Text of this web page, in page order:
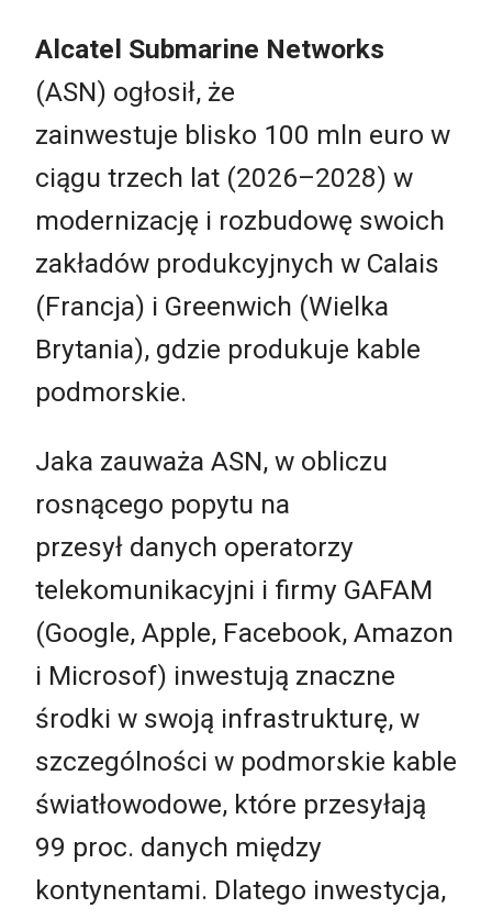
Alcatel Submarine Networks
(ASN) ogłosił, że
zainwestuje blisko 100 mln euro w
ciągu trzech lat (2026–2028) w
modernizację i rozbudowę swoich
zakładów produkcyjnych w Calais
(Francja) i Greenwich (Wielka
Brytania), gdzie produkuje kable
podmorskie.
Jaka zauważa ASN, w obliczu
rosnącego popytu na
przesył danych operatorzy
telekomunikacyjni i firmy GAFAM
(Google, Apple, Facebook, Amazon
i Microsof) inwestują znaczne
środki w swoją infrastrukturę, w
szczególności w podmorskie kable
światłowodowe, które przesyłają
99 proc. danych między
kontynentami. Dlatego inwestycja,